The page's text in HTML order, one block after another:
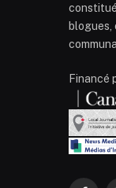
blogues,
Financé